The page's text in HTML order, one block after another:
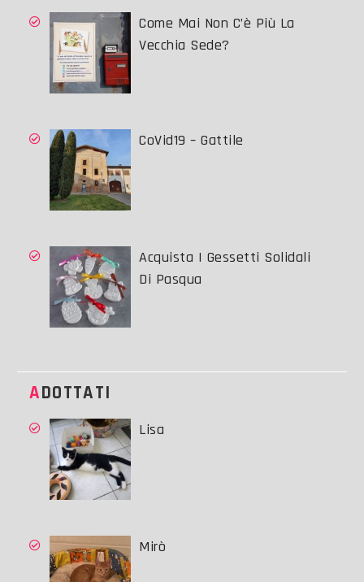
Come Mai Non C’è Più La
Vecchia Sede?
CoVid19 – Gattile
Acquista I Gessetti Solidali
Di Pasqua
ADOTTATI
Lisa
Mirò